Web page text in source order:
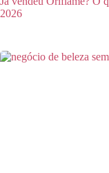
2026